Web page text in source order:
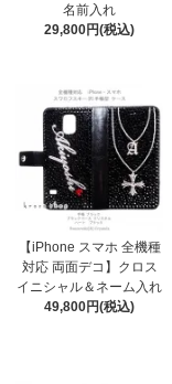
名前入れ
29,800円(税込)
【iPhone スマホ 全機種
対応 両面デコ】クロス
イニシャル＆ネーム入れ
49,800円(税込)